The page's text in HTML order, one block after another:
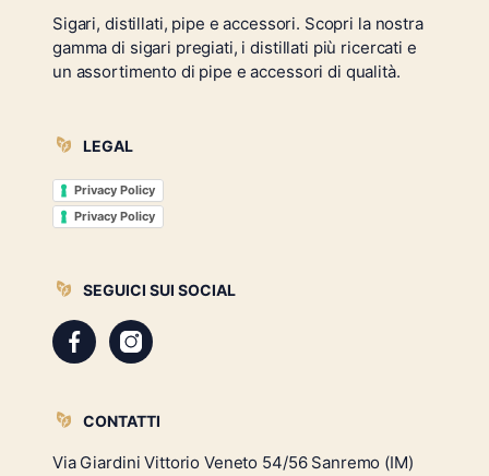
Sigari, distillati, pipe e accessori. Scopri la nostra
gamma di sigari pregiati, i distillati più ricercati e
un assortimento di pipe e accessori di qualità.
LEGAL
Privacy Policy
Privacy Policy
SEGUICI SUI SOCIAL
CONTATTI
Via Giardini Vittorio Veneto 54/56 Sanremo (IM)